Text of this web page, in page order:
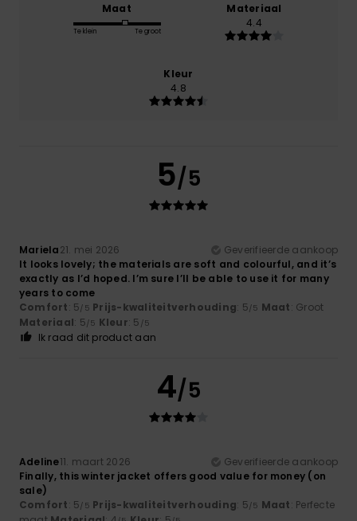
Maat
Te klein Te groot
Materiaal
4.4
Kleur
4.8
5/5
Mariela21. mei 2026
Geverifieerde aankoop
It looks lovely; the materials are soft and colourful, and it’s
exactly as I’d hoped. I’m sure I’ll be able to use it for many
years to come
Comfort: 5/5 Prijs-kwaliteitverhouding: 5/5 Maat: Groot
Materiaal: 5/5 Kleur: 5 /5
Ik raad dit product aan
4/5
Adeline11. maart 2026
Geverifieerde aankoop
Finally, this winter jacket offers good value for money (on
sale)
Comfort: 5/5 Prijs-kwaliteitverhouding: 5/5 Maat: Perfecte